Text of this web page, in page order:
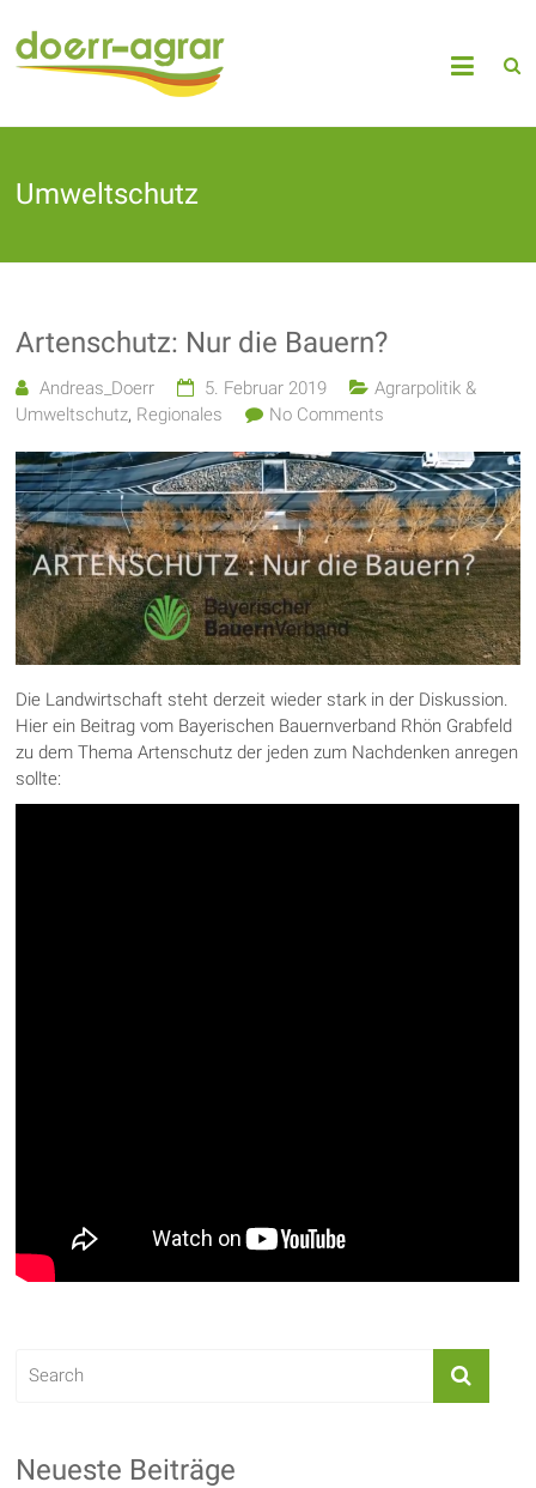
Umweltschutz
Artenschutz: Nur die Bauern?
Andreas_Doerr 5. Februar 2019
Agrarpolitik &
Umweltschutz, Regionales No Comments
Die Landwirtschaft steht derzeit wieder stark in der Diskussion.
Hier ein Beitrag vom Bayerischen Bauernverband Rhön Grabfeld
zu dem Thema Artenschutz der jeden zum Nachdenken anregen
sollte:
Neueste Beiträge